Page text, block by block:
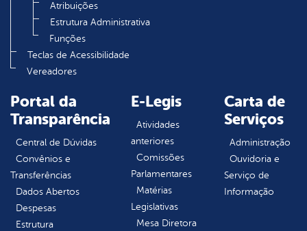
Atribuições
Estrutura Administrativa
Funções
Teclas de Acessibilidade
Vereadores
Portal da
Transparência
Central de Dúvidas
Convênios e
Transferências
Dados Abertos
Despesas
Estrutura
E-Legis
Atividades
anteriores
Comissões
Parlamentares
Matérias
Legislativas
Mesa Diretora
Carta de
Serviços
Administração
Ouvidoria e
Serviço de
Informação